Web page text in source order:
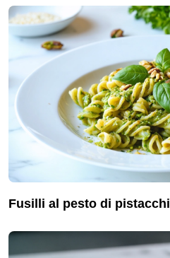
fusilli al pesto di pistacchi